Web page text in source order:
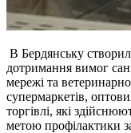
В Бердянську
дотримання вимог
мережі та
супермаркетів,
торгівлі, які
метою профілактики